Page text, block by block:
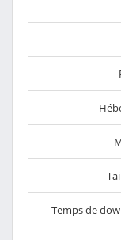
Temps de